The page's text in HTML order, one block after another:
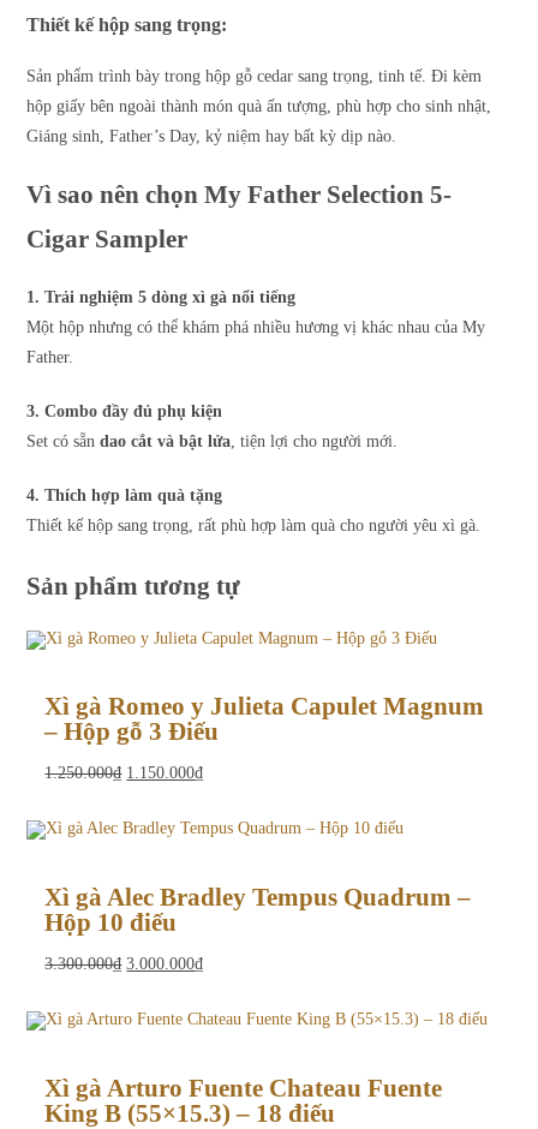
Thiết kế hộp sang trọng:
Sản phẩm trình bày tronghộp gỗ cedar sang trọng, tinh tế. Đi kèm
hộp giấy bên ngoài thành món quà ấn tượng, phù hợp cho sinh nhật,
Giáng sinh, Father’s Day, kỷ niệm hay bất kỳ dịp nào.
Vì sao nên chọn My Father Selection 5-
Cigar Sampler
1. Trải nghiệm 5 dòng xì gà nổi tiếng
Một hộp nhưng có thể khám phá nhiều hương vị khác nhau của My
Father.
3. Combo đầy đủ phụ kiện
Set có sẵndao cắt và bật lửa, tiện lợi cho người mới.
4. Thích hợp làm quà tặng
Thiết kế hộp sang trọng, rất phù hợp làm quà cho người yêu xì gà.
Sản phẩm tương tự
Xì gà Romeo y Julieta Capulet Magnum
– Hộp gỗ 3 Điếu
1.250.000₫ Giá
1.250.000₫.
1.150.000₫Giá
là:
1.150.000₫.
Xì gà Alec Bradley Tempus Quadrum –
Hộp 10 điếu
3.300.000₫ Giá
3.300.000₫.
3.000.000₫Giá
là:
3.000.000₫.
Xì gà Arturo Fuente Chateau Fuente
King B (55×15.3) – 18 điếu